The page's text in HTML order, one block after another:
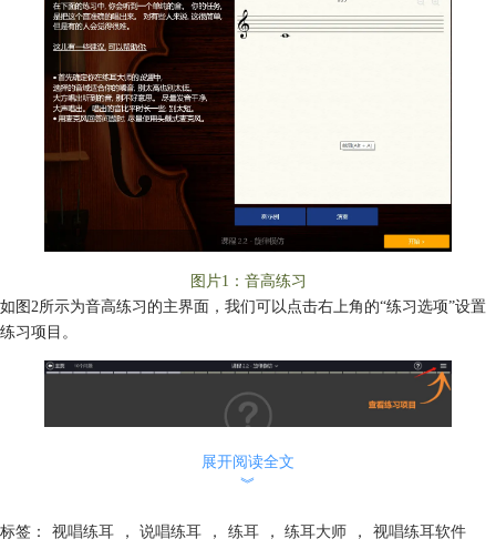
图片1：音高练习
如图2所示为音高练习的主界面，我们可以点击右上角的“练习选项”设置
练习项目。
展开阅读全文
︾
标签： 视唱练耳 ， 说唱练耳 ， 练耳 ， 练耳大师 ， 视唱练耳软件